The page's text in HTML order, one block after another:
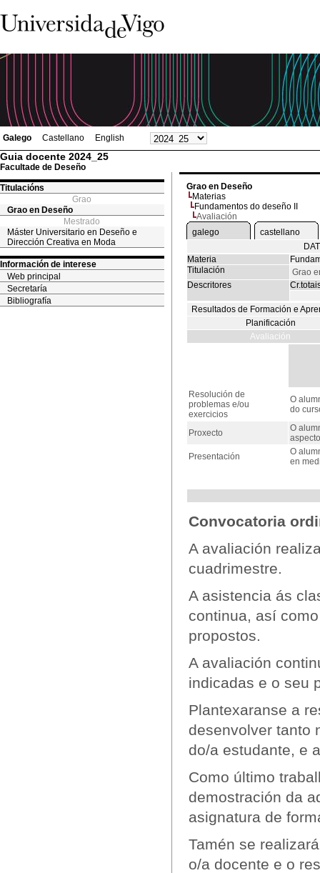
Galego Castellano English
Guia docente 2024_25
Facultade de Deseño
Titulacións
Grao
Grao en Deseño
Mestrado
Máster Universitario en Deseño e
Dirección Creativa en Moda
Información de interese
Web principal
Secretaría
Bibliografía
Grao en Deseño
Materias
Fundamentos do deseño II
Avaliación
galego
castellano
Materia
Titulación
Grao
Descritores
Resultados de Formación e
Planificación
Avaliación
Resolución de
problemas e/ou
exercicios
O
do
Proxecto
O
Presentación
O
en
Convocatoria
A avaliación
cuadrimestre.
A asistencia ás
continua, así
propostos.
A avaliación
indicadas e o seu
Plantexaranse a
desenvolver tanto
do/a estudante, e
Como último
demostración da
asignatura de
Tamén se
o/a docente e o